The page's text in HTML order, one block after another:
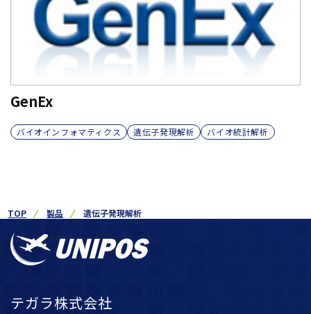
GenEx
バイオインフォマティクス 遺伝子発現解析 バイオ統計解析
TOP 製品 遺伝子発現解析
テガラ株式会社